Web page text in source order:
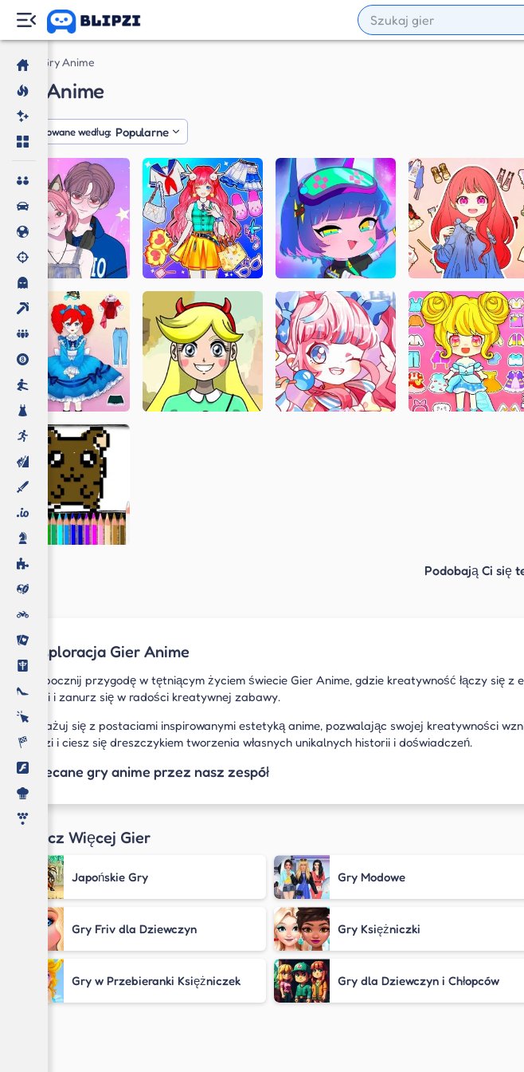
Gry Gry Anime
Gry Anime
Posortowane według: Popularne
Podobają Ci się
Eksploracja Gier Anime
Rozpocznij przygodę w tętniącym życiem świecie Gier Anime, gdzie kreatywność łączy
walki i zanurz się w radości kreatywnej zabawy.
Angażuj się z postaciami inspirowanymi estetyką anime, pozwalając swojej kreatywności
Blipzi i ciesz się dreszczykiem tworzenia własnych unikalnych historii i doświadczeń.
Zalecane gry anime przez nasz zespół
Zobacz Więcej Gier
Japońskie Gry Gry Modowe
Gry Friv dla Dziewczyn Gry Księżniczki
Gry w Przebieranki Księżniczek Gry dla Dziewczyn i Chłopców